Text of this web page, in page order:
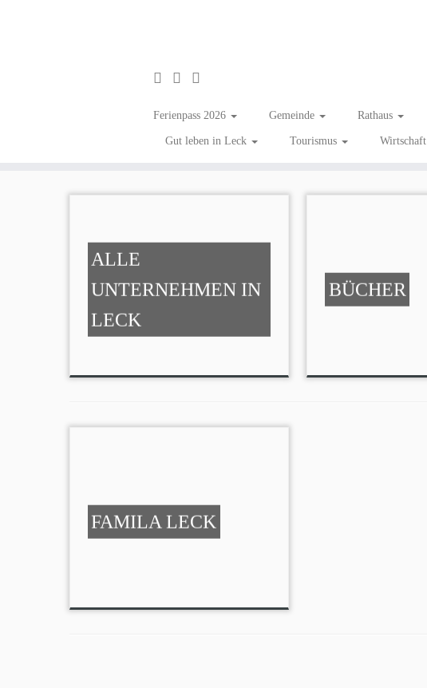
Ferienpass 2026 Gemeinde Rathaus
Gut leben in Leck Tourismus Wirtschaft
Buchhandlung
ALLE
UNTERNEHMEN IN
LECK
BÜCHER
FAMILA LECK